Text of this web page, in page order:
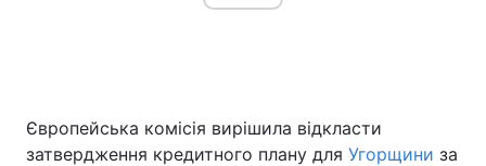
Європейська комісія вирішила відкласти
затвердження кредитного плану для Угорщини за